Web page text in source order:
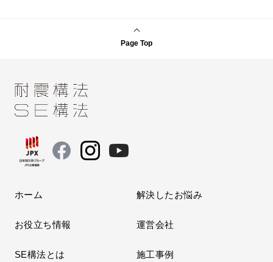
Page Top
ホーム 解決したお悩み
お役立ち情報 運営会社
SE構法とは 施工事例